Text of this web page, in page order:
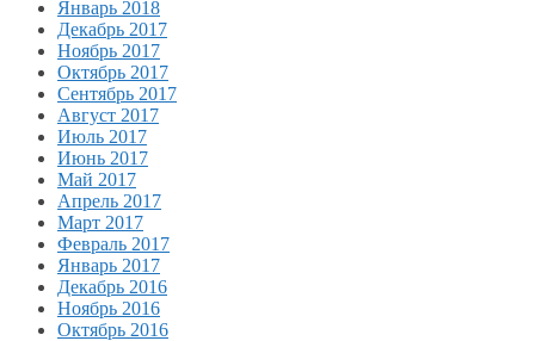
Январь 2018
Декабрь 2017
Ноябрь 2017
Октябрь 2017
Сентябрь 2017
Август 2017
Июль 2017
Июнь 2017
Май 2017
Апрель 2017
Март 2017
Февраль 2017
Январь 2017
Декабрь 2016
Ноябрь 2016
Октябрь 2016